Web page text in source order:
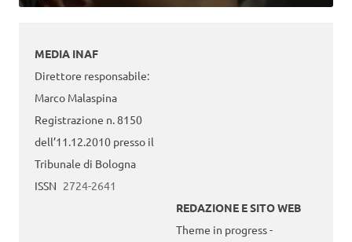
MEDIA INAF
Direttore responsabile:
Marco Malaspina
Registrazione n. 8150
dell’11.12.2010 presso il
Tribunale di Bologna
ISSN 2724-2641
REDAZIONE E SITO WEB
Theme in progress -